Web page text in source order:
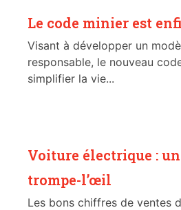
Le code minier est
Visant à développer un
responsable, le nouveau
simplifier la vie...
Voiture électrique :
trompe-l’œil
Les bons chiffres de ventes